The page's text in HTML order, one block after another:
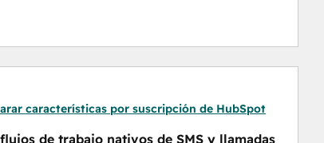
con la integración de Power Dialer y
agentes de voz de IA para gestionar la
desde los activadores de contactos de
con agentes de voz de IA
características por suscripción de HubSpot
de trabajo nativos de SMS y llamadas